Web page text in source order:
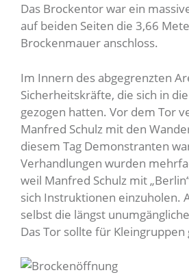
Das Brockentor war ein
auf beiden Seiten die 3,66
Brockenmauer anschloss.
Im Innern des abgegrenzten
Sicherheitskräfte, die sich in
gezogen hatten. Vor dem Tor
Manfred Schulz mit den
diesem Tag Demonstranten
Verhandlungen wurden
weil Manfred Schulz mit
sich Instruktionen einzuholen.
selbst die längst
Das Tor sollte für